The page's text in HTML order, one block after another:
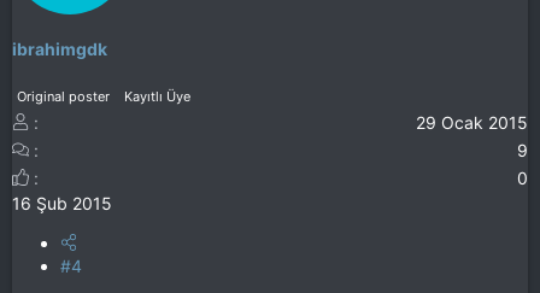
ibrahimgdk
Original poster Kayıtlı Üye
29 Ocak 2015
9
0
16 Şub 2015
#4